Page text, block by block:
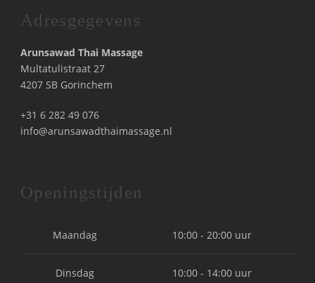
Adresgegevens
Arunsawad Thai Massage
Multatulistraat 27
4207 SB Gorinchem
+31 6 282 49 076
info@arunsawadthaimassage.nl
Openingstijden
Maandag 10:00 - 20:00 uur
Dinsdag 10:00 - 14:00 uur